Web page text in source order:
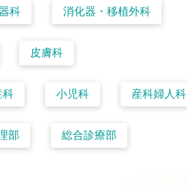
科 消化器・移植外科
皮膚科
科 小児科 産科婦人科
部 総合診療部